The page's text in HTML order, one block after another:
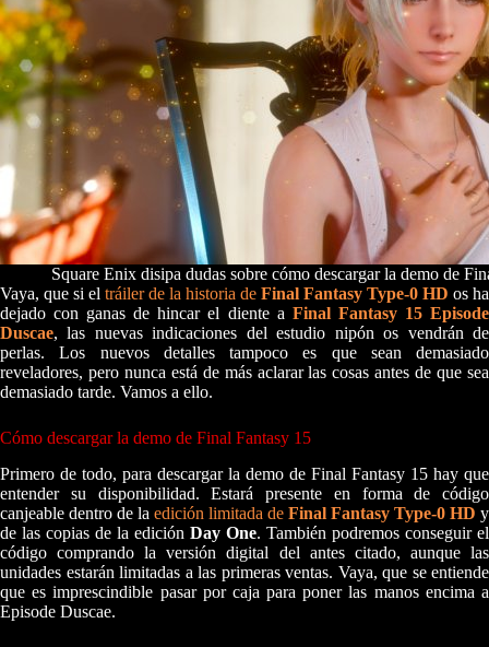
Square Enix disipa dudas sobre cómo descargar la demo de
Vaya, que si el tráiler de la historia de Final Fantasy Type-0 HD os ha
dejado con ganas de hincar el diente a Final Fantasy 15 Episode
Duscae, las nuevas indicaciones del estudio nipón os vendrán de
perlas. Los nuevos detalles tampoco es que sean demasiado
reveladores, pero nunca está de más aclarar las cosas antes de que sea
demasiado tarde. Vamos a ello.
Cómo descargar la demo de Final Fantasy 15
Primero de todo, para descargar la demo de Final Fantasy 15 hay que
entender su disponibilidad. Estará presente en forma de código
canjeable dentro de la edición limitada de Final Fantasy Type-0 HD y
de las copias de la edición Day One. También podremos conseguir el
código comprando la versión digital del antes citado, aunque las
unidades estarán limitadas a las primeras ventas. Vaya, que se entiende
que es imprescindible pasar por caja para poner las manos encima a
Episode Duscae.